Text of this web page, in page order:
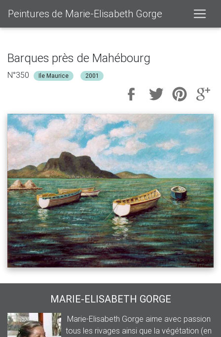
Peintures de Marie-Elisabeth Gorge
Barques près de Mahébourg
N°350 Ile Maurice 2001
MARIE-ELISABETH GORGE
Marie-Elisabeth Gorge aime avec passion
tous les rivages ainsi que la végétation (en